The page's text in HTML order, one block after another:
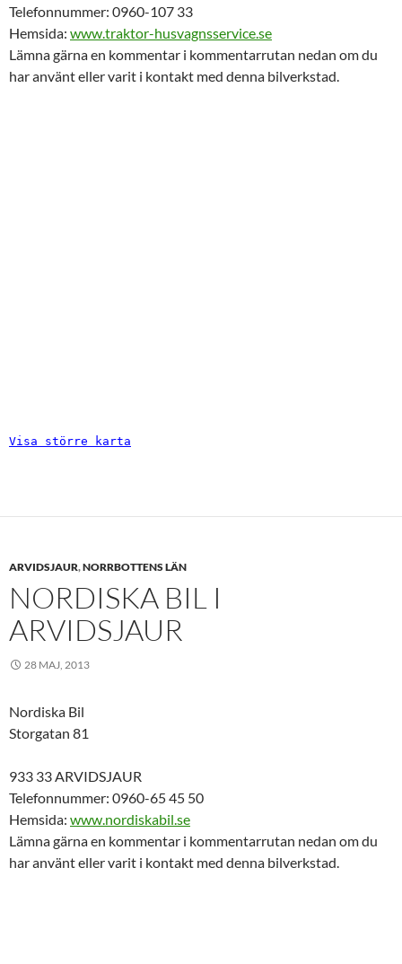
Telefonnummer: 0960-107 33
Hemsida: www.traktor-husvagnsservice.se
Lämna gärna en kommentar i kommentarrutan nedan om du
har använt eller varit i kontakt med denna bilverkstad.
Visa större karta
ARVIDSJAUR,NORRBOTTENS LÄN
NORDISKA BIL I
ARVIDSJAUR
28 MAJ, 2013
Nordiska Bil
Storgatan 81
933 33 ARVIDSJAUR
Telefonnummer: 0960-65 45 50
Hemsida: www.nordiskabil.se
Lämna gärna en kommentar i kommentarrutan nedan om du
har använt eller varit i kontakt med denna bilverkstad.